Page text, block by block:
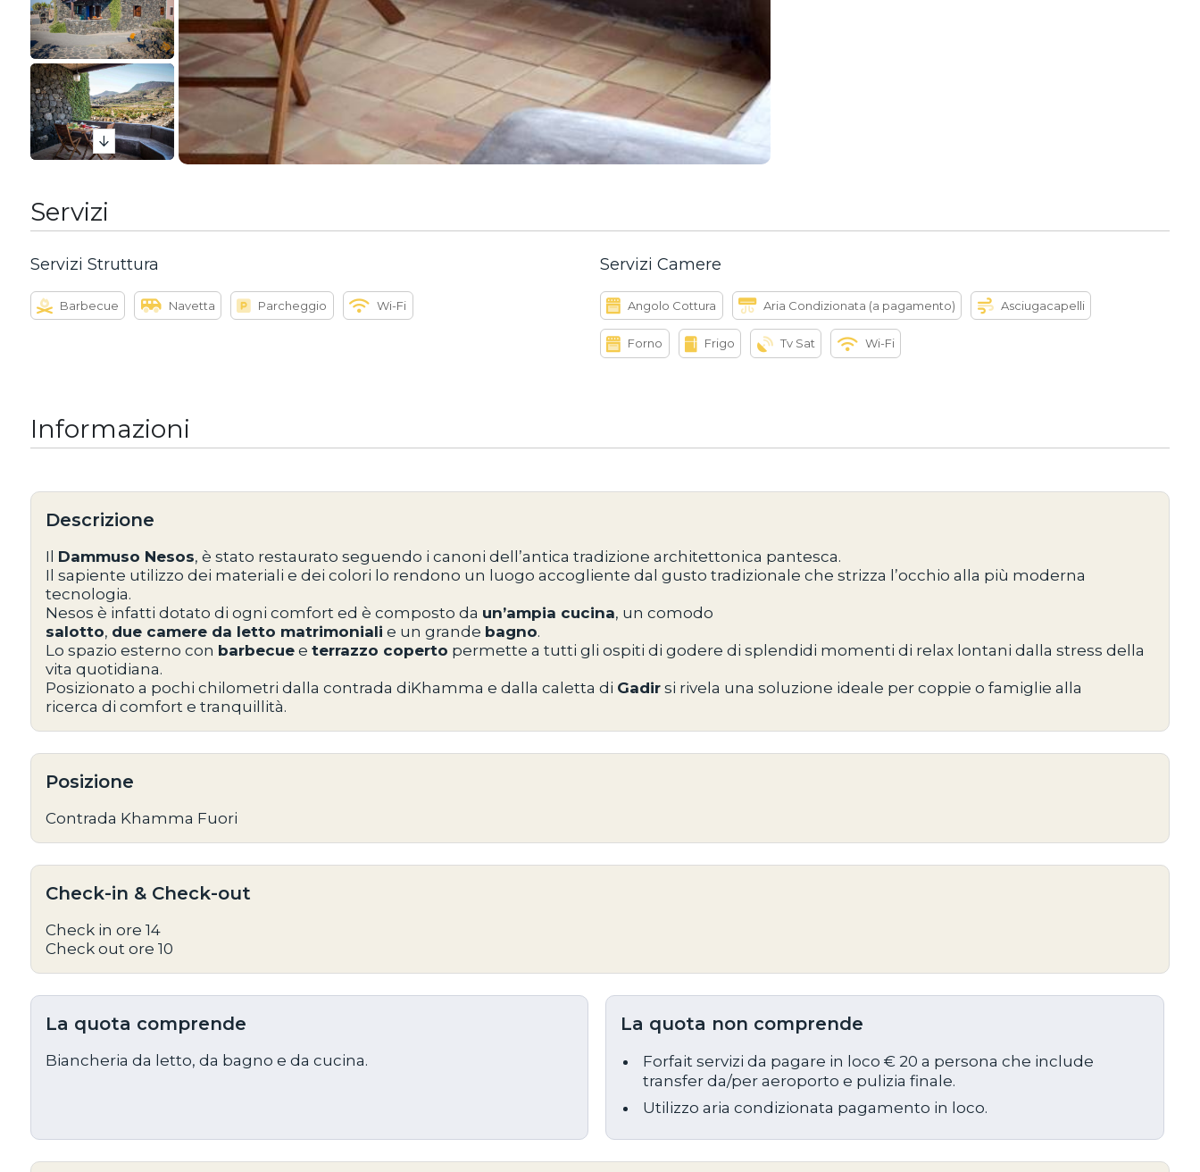
Servizi
Servizi Struttura
Barbecue Navetta Parcheggio Wi-Fi
Servizi Camere
Angolo Cottura Aria Condizionata (a pagamento) Asciugacapelli
Forno Frigo Tv Sat Wi-Fi
Informazioni
Descrizione
Il Dammuso Nesos, è stato restaurato seguendo i canoni dell’antica tradizione architettonica pantesca.
Il sapiente utilizzo dei materiali e dei colori lo rendono un luogo accogliente dal gusto tradizionale che strizza l’occhio alla più moderna
tecnologia.
Nesos è infatti dotato di ogni comfort ed è composto da un’ampia cucina, un comodo
salotto, due camere da letto matrimoniali e un grande bagno.
Lo spazio esterno con barbecuee terrazzo coperto permette a tutti gli ospiti di godere di splendidi momenti di relax lontani dalla stress della
vita quotidiana.
Posizionato a pochi chilometri dalla contrada diKhamma e dalla caletta di Gadirsi rivela una soluzione ideale per coppie o famiglie alla
ricerca di comfort e tranquillità.
Posizione
Contrada Khamma Fuori
Check-in & Check-out
Check in ore 14
Check out ore 10
La quota comprende
Biancheria da letto, da bagno e da cucina.
La quota non comprende
Forfait servizi da pagare in loco € 20 a persona che include
transfer da/per aeroporto e pulizia finale.
Utilizzo aria condizionata pagamento in loco.